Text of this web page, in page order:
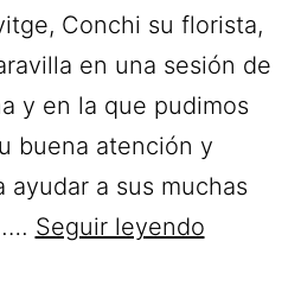
Conchi su florista,
en una sesión de
y en la que pudimos
buena atención y
ayudar a sus muchas
Seguir leyendoCari